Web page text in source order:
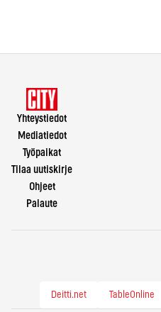
Yhteystiedot
Mediatiedot
Työpaikat
Tilaa uutiskirje
Ohjeet
Palaute
Deitti.net TableOnline